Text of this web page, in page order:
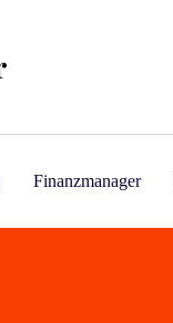
Finanzmanager